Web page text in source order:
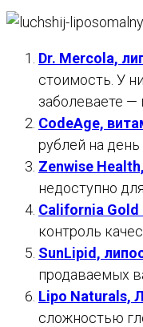
Dr. Mercola,
стоимость. У
заболеваете
CodeAge,
рублей на день
Zenwise
недоступно
California Gold
контроль
SunLipid,
продаваемых
Lipo Naturals,
сложностью